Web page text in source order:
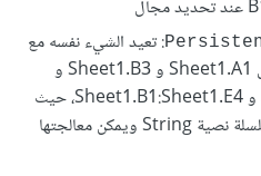
: تعيد الشيء نفسه مع
اسم ورقة العمل الحالية مثل Sheet1.A1 و Sheet1.B3 و
Sheet1.A1:Sheet1.C3 و Sheet1.B1:Sheet1.E4، حيث
تكون جميع القيم المُعادة سلسلة نصية String ويمكن معالجتها